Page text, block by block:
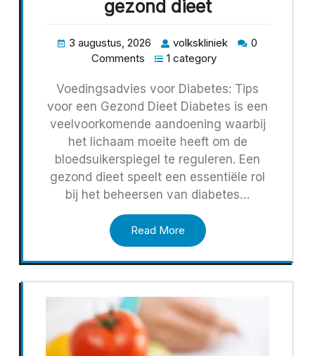
gezond dieet
3 augustus, 2026 volkskliniek
0
Comments
1 category
Voedingsadvies voor Diabetes: Tips
voor een Gezond Dieet Diabetes is een
veelvoorkomende aandoening waarbij
het lichaam moeite heeft om de
bloedsuikerspiegel te reguleren. Een
gezond dieet speelt een essentiële rol
bij het beheersen van diabetes…
Read More